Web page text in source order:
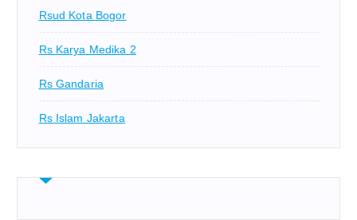
Rsud Kota Bogor
Rs Karya Medika 2
Rs Gandaria
Rs Islam Jakarta